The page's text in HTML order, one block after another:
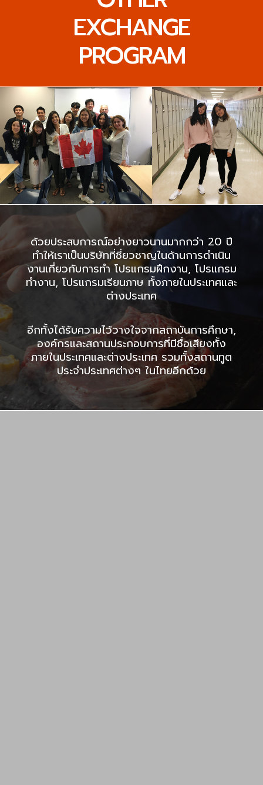
EXCHANGE
PROGRAM
ด้วยประสบการณ์อย่างยาวนานมากกว่า 20 ปี
ทำให้เราเป็นบริษัทที่ชี่ยวชาญในด้านการดำเนิน
งานเกี่ยวกับการทำ โปรแกรมฝึกงาน, โปรแกรม
ทำงาน, โปรแกรมเรียนภาษ ทั้งภายในประเทศและ
ต่างประเทศ
อีกทั้งได้รับความไว้วางใจจากสถาบันการศึกษา,
องค์กรและสถานประกอบการที่มีชื่อเสียงทั้ง
ภายในประเทศและต่างประเทศ รวมทั้งสถานทูต
ประจำประเทศต่างๆ ในไทยอีกด้วย